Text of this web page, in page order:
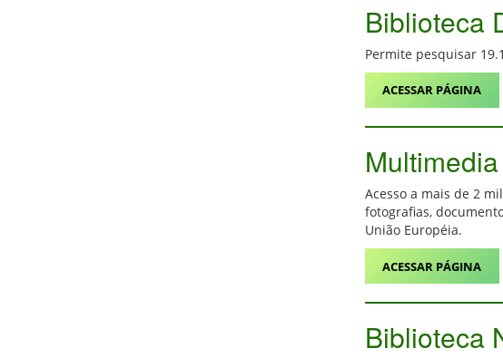
Biblioteca
Permite pesquisar
ACESSAR PÁGINA
Acesso a mais de 2
fotografias,
União Européia.
ACESSAR PÁGINA
Biblioteca